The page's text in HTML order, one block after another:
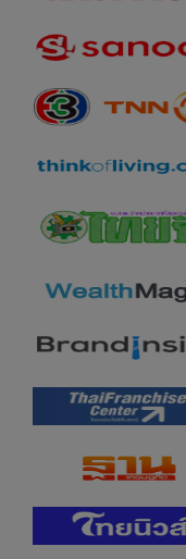
ข้อ 10 กฎหมา
กำหนดและเงื่อนไข
ของประเทศไทยแต่
บริษัท) จะต้องเสนอ
อำนาจที่มีผลบังคับ
ษัทฯ ถือเป็นที่สิ้นสุด